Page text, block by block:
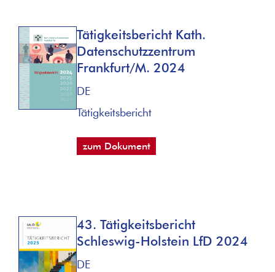
Tätigkeitsbericht Kath.
Datenschutzzentrum
Frankfurt/M. 2024
DE
Tätigkeitsbericht
zum Dokument
43. Tätigkeitsbericht
Schleswig-Holstein LfD 2024
DE